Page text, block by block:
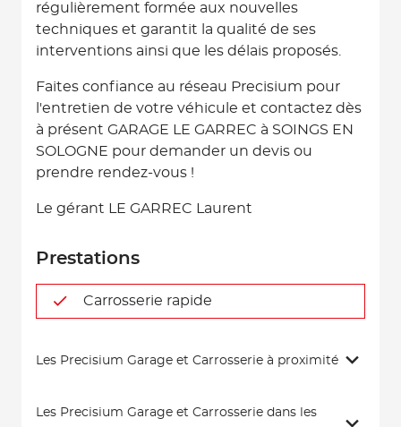
régulièrement formée aux nouvelles
techniques et garantit la qualité de ses
interventions ainsi que les délais proposés.
Faites confiance au réseau Precisium pour
l'entretien de votre véhicule et contactez dès
à présent GARAGE LE GARREC à SOINGS EN
SOLOGNE pour demander un devis ou
prendre rendez-vous !
Le gérant LE GARREC Laurent
Prestations
Carrosserie rapide
Les Precisium Garage et Carrosserie à proximité
Les Precisium Garage et Carrosserie dans les